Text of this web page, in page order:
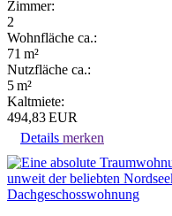
Zimmer:
2
Wohnfläche ca.:
71 m²
Nutzfläche ca.:
5 m²
Kaltmiete:
494,83 EUR
Details merken